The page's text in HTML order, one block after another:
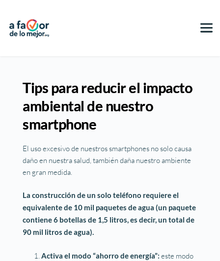
Tips para reducir el impacto
ambiental de nuestro
smartphone
El uso excesivo de nuestros smartphones no solo causa
daño en nuestra salud, también daña nuestro ambiente
en gran medida.
La construcción de un solo teléfono requiere el
equivalente de 10 mil paquetes de agua (un paquete
contiene 6 botellas de 1,5 litros, es decir, un total de
90 mil litros de agua).
Activa el modo “ahorro de energía”: este modo